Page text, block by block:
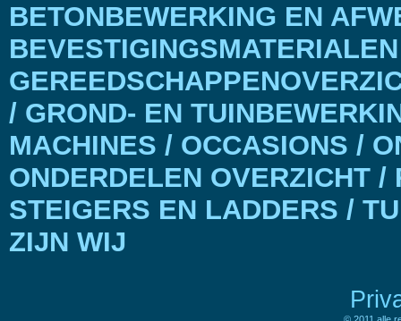
BETONBEWERKING EN
/ GROND- EN
MACHINES / OCCASIONS /
ONDERDELEN OVERZICHT
STEIGERS EN LADDERS /
ZIJN WIJ